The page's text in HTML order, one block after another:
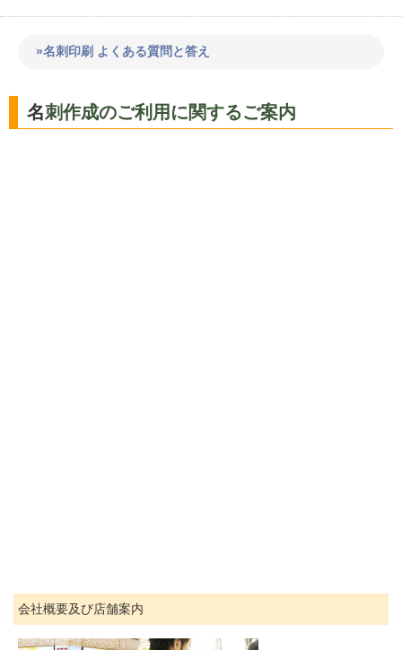
»名刺印刷 よくある質問と答え
名刺作成のご利用に関するご案内
会社概要及び店舗案内